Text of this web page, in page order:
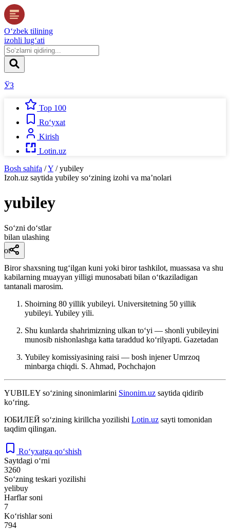
O‘zbek tilining
izohli lug‘ati
ЎЗ
Top 100
Ro‘yxat
Kirish
Lotin.uz
Bosh sahifa /Y / yubiley
Izoh.uz saytida yubiley so‘zining izohi va ma’nolari
yubiley
So‘zni do‘stlar
bilan ulashing
ot
Biror shaxsning tugʻilgan kuni yoki biror tashkilot, muassasa va shu
kabilarning muayyan yilligi munosabati bilan oʻtkaziladigan
tantanali marosim.
Shoirning 80 yillik yubileyi. Universitetning 50 yillik
yubileyi. Yubiley yili.
Shu kunlarda shahrimizning ulkan toʻyi — shonli yubileyini
munosib nishonlashga katta taraddud koʻrilyapti. Gazetadan
Yubiley komissiyasining raisi — bosh injener Umrzoq
minbarga chiqdi. S. Ahmad, Pochchajon
YUBILEY so‘zining sinonimlarini Sinonim.uz saytida qidirib
ko‘ring.
ЮБИЛЕЙ so‘zining kirillcha yozilishi Lotin.uz sayti tomonidan
taqdim qilingan.
Ro‘yxatga qo‘shish
Saytdagi o‘rni
3260
So‘zning teskari yozilishi
yelibuy
Harflar soni
7
Ko‘rishlar soni
794